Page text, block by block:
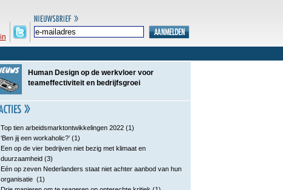
Human Design op de werkvloer voor
teameffectiviteit en bedrijfsgroei
Top tien arbeidsmarktontwikkelingen 2022 (1)
‘Ben jij een workaholic?’ (1)
Een op de vier bedrijven niet bezig met klimaat en
duurzaamheid (3)
Eén op zeven Nederlanders staat niet achter aanbod van hun
organisatie (1)